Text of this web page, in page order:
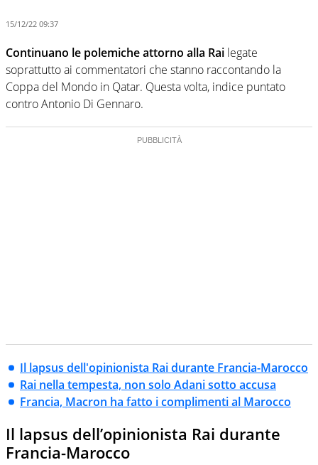
15/12/22 09:37
Continuano le polemiche attorno alla Rai legate
soprattutto ai commentatori che stanno raccontando la
Coppa del Mondo in Qatar. Questa volta, indice puntato
contro Antonio Di Gennaro.
Il lapsus dell'opinionista Rai durante Francia-Marocco
Rai nella tempesta, non solo Adani sotto accusa
Francia, Macron ha fatto i complimenti al Marocco
Il lapsus dell’opinionista Rai durante
Francia-Marocco